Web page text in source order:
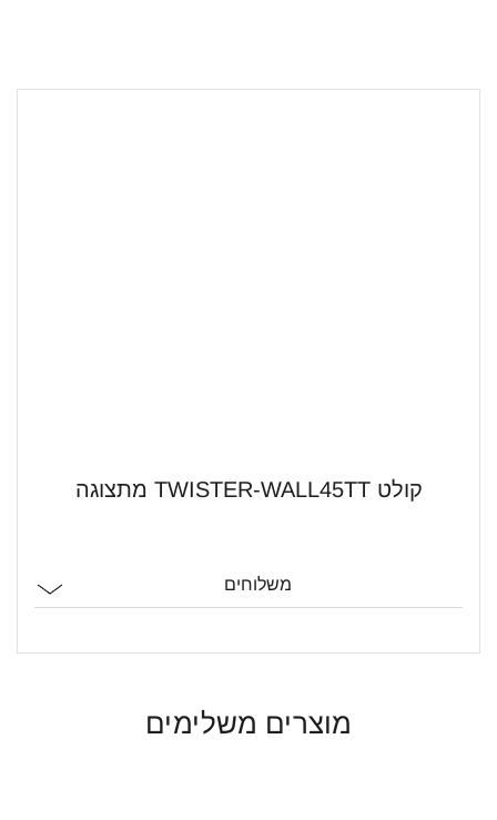
קולט TWISTER-WALL45TT מתצוגה
משלוחים
מוצרים משלימים